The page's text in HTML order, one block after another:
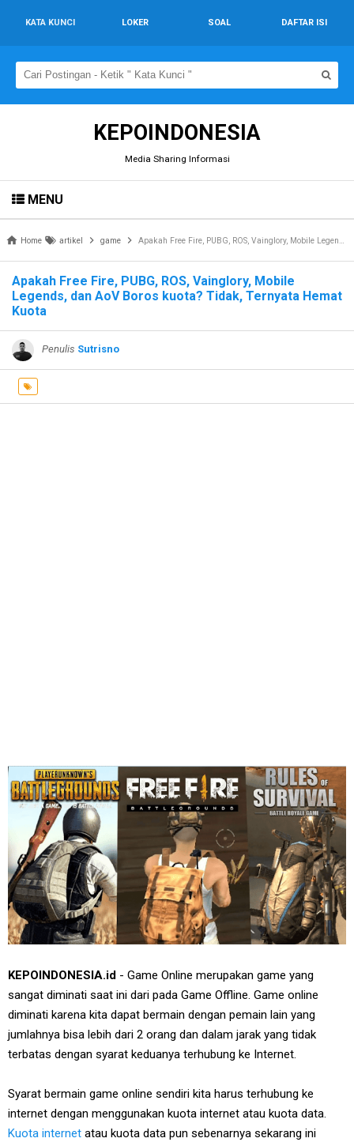
KATA KUNCI LOKER SOAL DAFTAR ISI
KEPOINDONESIA
Media Sharing Informasi
MENU
Home artikel game Apakah Free Fire, PUBG, ROS, Vainglory, Mobile Legends, dan AoV Boros kuota? Tidak, Ternyata Hemat Kuota
Apakah Free Fire, PUBG, ROS, Vainglory, Mobile
Legends, dan AoV Boros kuota? Tidak, Ternyata Hemat
Kuota
Penulis Sutrisno
KEPOINDONESIA.id - Game Online merupakan game yang
sangat diminati saat ini dari pada Game Offline. Game online
diminati karena kita dapat bermain dengan pemain lain yang
jumlahnya bisa lebih dari 2 orang dan dalam jarak yang tidak
terbatas dengan syarat keduanya terhubung ke Internet.
Syarat bermain game online sendiri kita harus terhubung ke
internet dengan menggunakan kuota internet atau kuota data.
Kuota internet atau kuota data pun sebenarnya sekarang ini